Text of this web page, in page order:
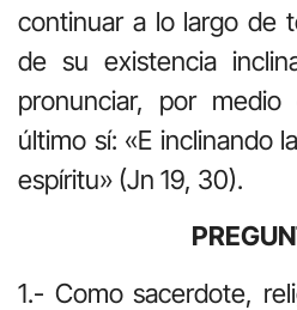
continuar a lo largo de
de su existencia
pronunciar, por
último sí: «E inclinando
espíritu» (Jn 19, 30).
1.- Como sacerdote,